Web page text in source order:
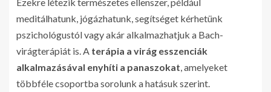
meditálhatunk, jógázhatunk, segítséget kérhetünk
pszichológustól vagy akár alkalmazhatjuk a Bach-
virágterápiát is. A terápia a virág esszenciák
alkalmazásával enyhíti a panaszokat , amelyeket
többféle csoportba sorolunk a hatásuk szerint.